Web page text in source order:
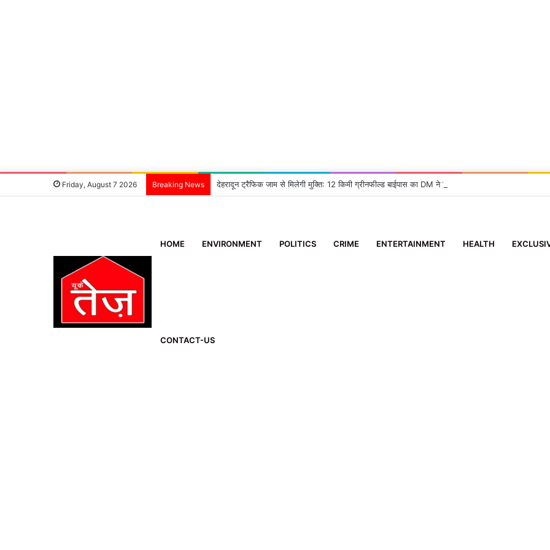
Friday, August 7 2026 Breaking News देहरादून ट्रैफिक जाम से मिलेगी मुक्ति: 12 किमी ग्रीनफील्ड बाईपास का DM ने किया निरीक्षण, दिए सख्त निर्देश
HOME ENVIRONMENT POLITICS CRIME ENTERTAINMENT HEALTH
CONTACT-US